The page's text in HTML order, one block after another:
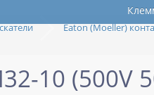
Eaton (Moeller)
10 (500V